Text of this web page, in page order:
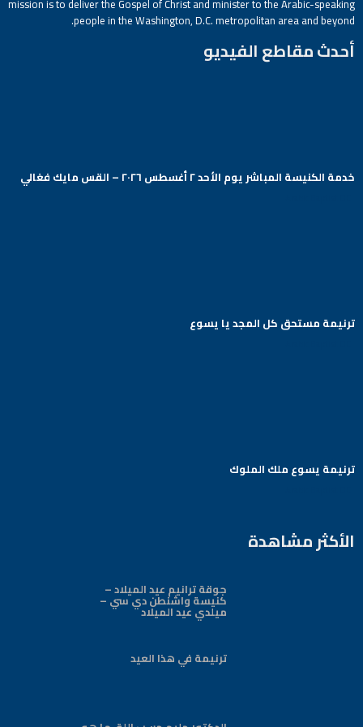
mission is to deliver the Gospel of Christ and minister to the Arabic-speaking
people in the Washington, D.C. metropolitan area and beyond.
أحدث مقاطع الفيديو
خدمة الكنيسة المباشر يوم الأحد ٢ أغسطس ٢٠٢٦ – القس مايك فغالي
ترنيمة مستحق كل المجد يا يسوع
ترنيمة يسوع ملك الملوك
الأكثر مشاهدة
جوقة ترانيم عيد الميلاد –
كنيسة واشنطن دي سي –
ميلدي عيد الميلاد
ترنيمة في هذا العيد